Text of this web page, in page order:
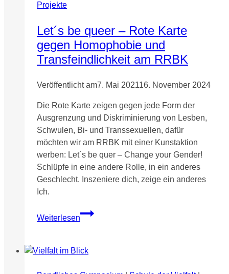
Projekte
Let´s be queer – Rote Karte
gegen Homophobie und
Transfeindlichkeit am RRBK
Veröffentlicht am7. Mai 202116. November 2024
Die Rote Karte zeigen gegen jede Form der
Ausgrenzung und Diskriminierung von Lesben,
Schwulen, Bi- und Transsexuellen, dafür
möchten wir am RRBK mit einer Kunstaktion
werben: Let´s be quer – Change your Gender!
Schlüpfe in eine andere Rolle, in ein anderes
Geschlecht. Inszeniere dich, zeige ein anderes
Ich.
Weiterlesen
Let
´s
queer